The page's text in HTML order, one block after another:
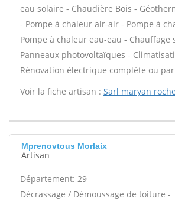
eau solaire - Chaudière Bois -
- Pompe à chaleur air-air - Pompe à
Pompe à chaleur eau-eau - Chauffage
Panneaux photovoltaïques -
Rénovation électrique complète ou
Voir la fiche artisan : Sarl maryan roche
Mprenovtous Morlaix
Artisan
Département: 29
Décrassage / Démoussage de toiture -